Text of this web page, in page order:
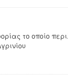
το οποίο